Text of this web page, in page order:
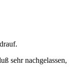
sehr nachgelassen,